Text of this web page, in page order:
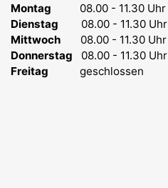
Montag 08.00 - 11.30 Uhr
Dienstag 08.00 - 11.30 Uhr
Mittwoch 08.00 - 11.30 Uhr
Donnerstag 08.00 - 11.30 Uhr
Freitag geschlossen